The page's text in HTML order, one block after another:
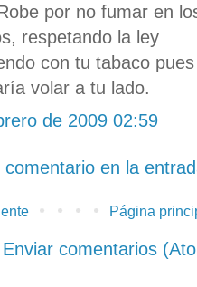
por no fumar en
respetando la ley
con tu tabaco
volar a tu lado.
de 2009 02:59
comentario en la
Página
Enviar comentarios